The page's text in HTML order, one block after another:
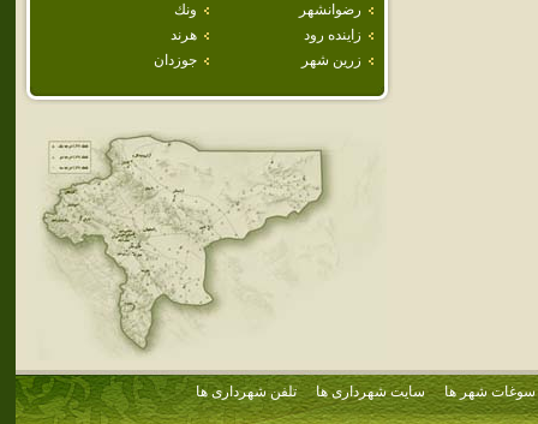
رضوانشهر
ونك
زاينده رود
هرند
زرين شهر
جوزدان
سوغات شهر ها سایت شهرداری ها تلفن شهرداری ها